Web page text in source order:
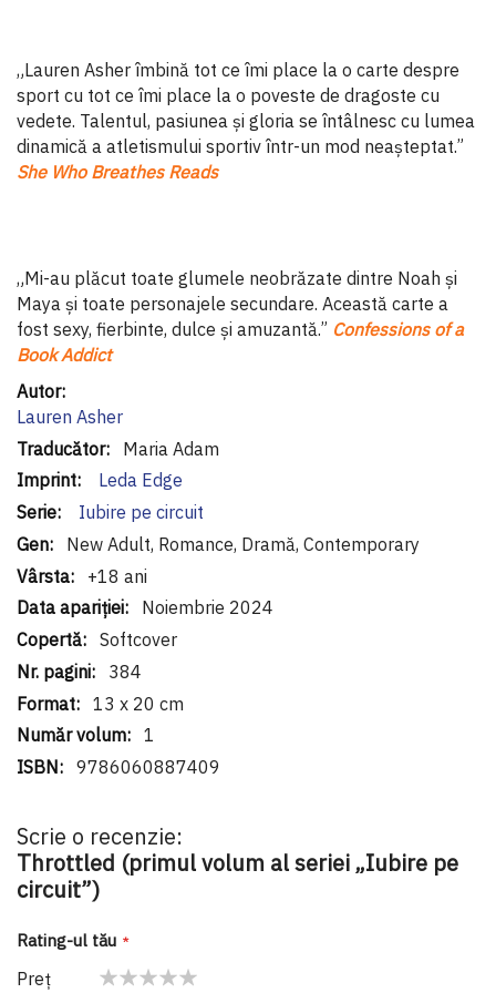
„Lauren Asher îmbină tot ce îmi place la o carte despre
sport cu tot ce îmi place la o poveste de dragoste cu
vedete. Talentul, pasiunea și gloria se întâlnesc cu lumea
dinamică a atletismului sportiv într-un mod neașteptat.”
She Who Breathes Reads
„Mi-au plăcut toate glumele neobrăzate dintre Noah și
Maya și toate personajele secundare. Această carte a
fost sexy, fierbinte, dulce și amuzantă.” Confessions of a
Book Addict
Informaţii
suplimentare
Lauren Asher
Maria Adam
Leda Edge
Iubire pe circuit
New Adult, Romance, Dramă, Contemporary
+18 ani
Noiembrie 2024
Softcover
384
13 x 20 cm
1
9786060887409
Scrie o recenzie:
Throttled (primul volum al seriei „Iubire pe
circuit”)
Rating-ul tău
Preţ